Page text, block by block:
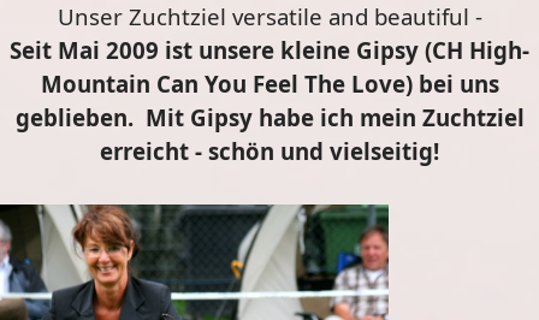
Unser Zuchtziel versatile and beautiful -
Seit Mai 2009 ist unsere kleine Gipsy (CH High-
Mountain Can You Feel The Love) bei uns
geblieben. Mit Gipsy habe ich mein Zuchtziel
erreicht - schön und vielseitig!